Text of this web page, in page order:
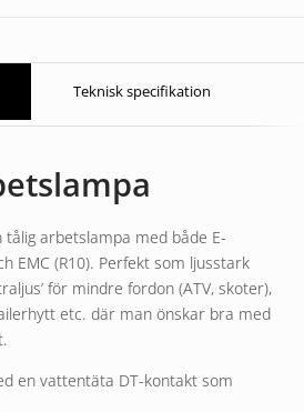
Teknisk specifikation
arbetslampa med både E-
EMC (R10). Perfekt som ljusstark
för mindre fordon (ATV, skoter),
etc. där man önskar bra med
en vattentäta DT-kontakt som